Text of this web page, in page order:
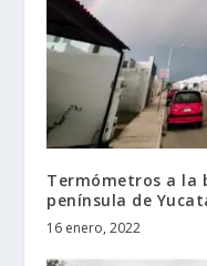
Termómetros a la
península de
16 enero, 2022